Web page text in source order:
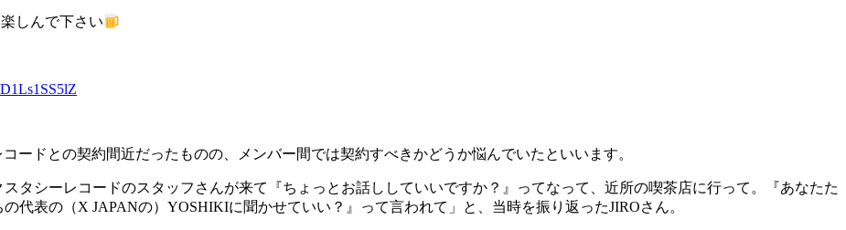
しんで下さい
ードとの契約間近だったものの、メンバー間では契約すべきかどうか悩んでいたといいます。
タシーレコードのスタッフさんが来て『ちょっとお話ししていいですか？』ってなって、近所の喫茶店に行って。『あなたた
代表の（X JAPANの）YOSHIKIに聞かせていい？』って言われて」と、当時を振り返ったJIROさん。